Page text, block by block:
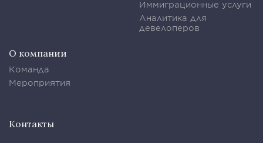
Иммиграционные услуги
Аналитика для
девелоперов
О компании
Команда
Мероприятия
Контакты